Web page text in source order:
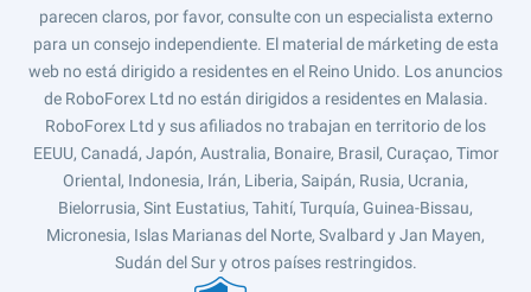
parecen claros, por favor, consulte con un especialista externo
para un consejo independiente. El material de márketing de esta
web no está dirigido a residentes en el Reino Unido. Los anuncios
de RoboForex Ltd no están dirigidos a residentes en Malasia.
RoboForex Ltd y sus afiliados no trabajan en territorio de los
EEUU, Canadá, Japón, Australia, Bonaire, Brasil, Curaçao, Timor
Oriental, Indonesia, Irán, Liberia, Saipán, Rusia, Ucrania,
Bielorrusia, Sint Eustatius, Tahití, Turquía, Guinea-Bissau,
Micronesia, Islas Marianas del Norte, Svalbard y Jan Mayen,
Sudán del Sur y otros países restringidos.